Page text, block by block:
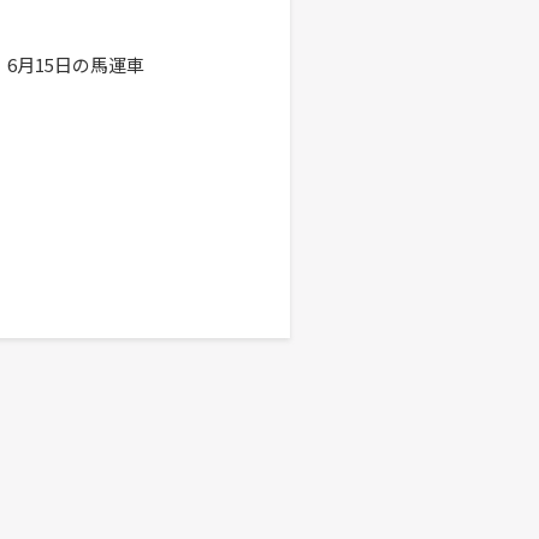
6月15日の馬運車